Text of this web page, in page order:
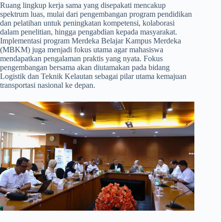
​Ruang lingkup kerja sama yang disepakati mencakup
spektrum luas, mulai dari pengembangan program pendidikan
dan pelatihan untuk peningkatan kompetensi, kolaborasi
dalam penelitian, hingga pengabdian kepada masyarakat.
Implementasi program Merdeka Belajar Kampus Merdeka
(MBKM) juga menjadi fokus utama agar mahasiswa
mendapatkan pengalaman praktis yang nyata. Fokus
pengembangan bersama akan diutamakan pada bidang
Logistik dan Teknik Kelautan sebagai pilar utama kemajuan
transportasi nasional ke depan.